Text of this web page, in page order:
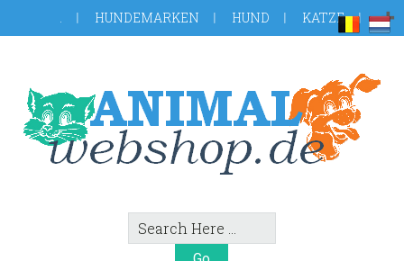
to
Fußzeile
. HUNDEMARKEN HUND KATZE
Search
Here